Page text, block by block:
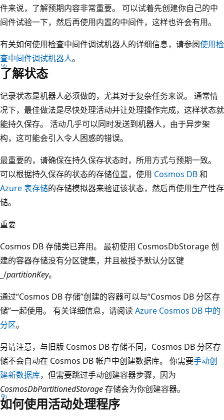
件来说，了解预期内容非常重要。 可以试着先创建你自己的中
间件试验一下，然后再使用内置的中间件，这样也许会有用。
有关如何使用检查中间件调试机器人的详细信息，请参阅使用检
查中间件调试机器人。
了解状态
记录状态是机器人必须做的，尤其对于复杂任务来说。 通常情
况下，最佳做法是尽快处理活动并让处理操作完成，这样状态就
能持久保存。 活动几乎可以同时发送到机器人，由于异步架
构，这可能会引入令人困惑的错误。
最重要的，请确保在持久保存状态时，所用方式与预期一致。
可以根据持久保存的状态的存储位置，使用 Cosmos DB和
Azure 表存储的存储模拟器来验证该状态，然后再使用生产性存
储。
重要
Cosmos DB 存储类已弃用。 最初使用 CosmosDbStorage 创
建的容器存储没有分区键集，并且被授予默认分区键
_/partitionKey。
通过“Cosmos DB 存储”创建的容器可以与“Cosmos DB 分区存
储”一起使用。 有关详细信息，请阅读Azure Cosmos DB 中的
分区。
另请注意，与旧版 Cosmos DB 存储不同，Cosmos DB 分区存
储不会自动在 Cosmos DB 帐户中创建数据库。 你需要手动创
建新数据库，但需要跳过手动创建容器步骤，因为
CosmosDbPartitionedStorage存储会为你创建容器。
如何使用活动处理程序